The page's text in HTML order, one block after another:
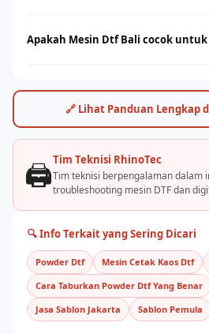
dan kapasitas produksi. Hubungi tim
Apakah Mesin Dtf Bali cocok
yang tepat. Rhino Indonesia
pendampingan after-sales agar bisnis
🔗 Lihat Panduan Lengkap
🖨️Tim Teknisi RhinoTec
Tim teknisi berpengalaman dalam
troubleshooting mesin DTF dan
🔍 Info Terkait yang Sering Dicari
Powder Dtf Mesin Cetak Kaos Dtf
Cara Taburkan Powder Dtf Yang Benar
Jasa Sablon Jakarta
Sablon Pemula